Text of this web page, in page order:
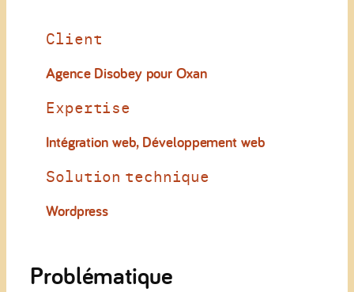
Client
Agence Disobey pour Oxan
Expertise
Intégration web, Développement web
Solution technique
Wordpress
Problématique